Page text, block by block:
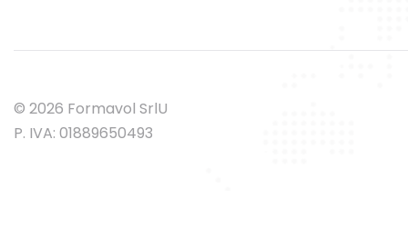
© 2026 Formavol SrlU
P. IVA: 01889650493